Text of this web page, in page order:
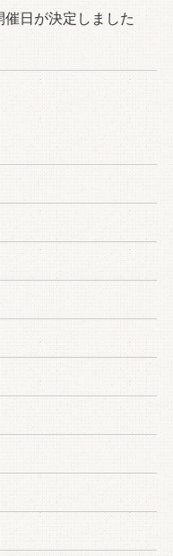
催日が決定しました